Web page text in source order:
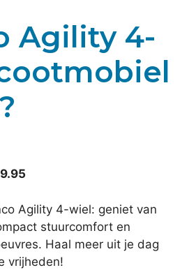
Agility 4-
is:
€3,849.95.
Agility 4-wiel: geniet van
stuurcomfort en
Haal meer uit je dag
vrijheden!